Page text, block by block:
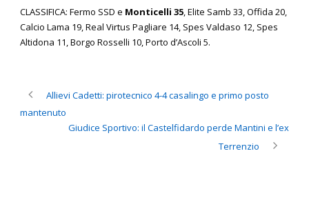
CLASSIFICA: Fermo SSD e Monticelli 35, Elite Samb 33, Offida 20,
Calcio Lama 19, Real Virtus Pagliare 14, Spes Valdaso 12, Spes
Altidona 11, Borgo Rosselli 10, Porto d’Ascoli 5.
Allievi Cadetti: pirotecnico 4-4 casalingo e primo posto
mantenuto
Giudice Sportivo: il Castelfidardo perde Mantini e l’ex
Terrenzio